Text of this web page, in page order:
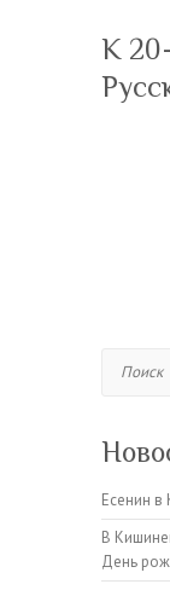
К
Есенин в
В
День